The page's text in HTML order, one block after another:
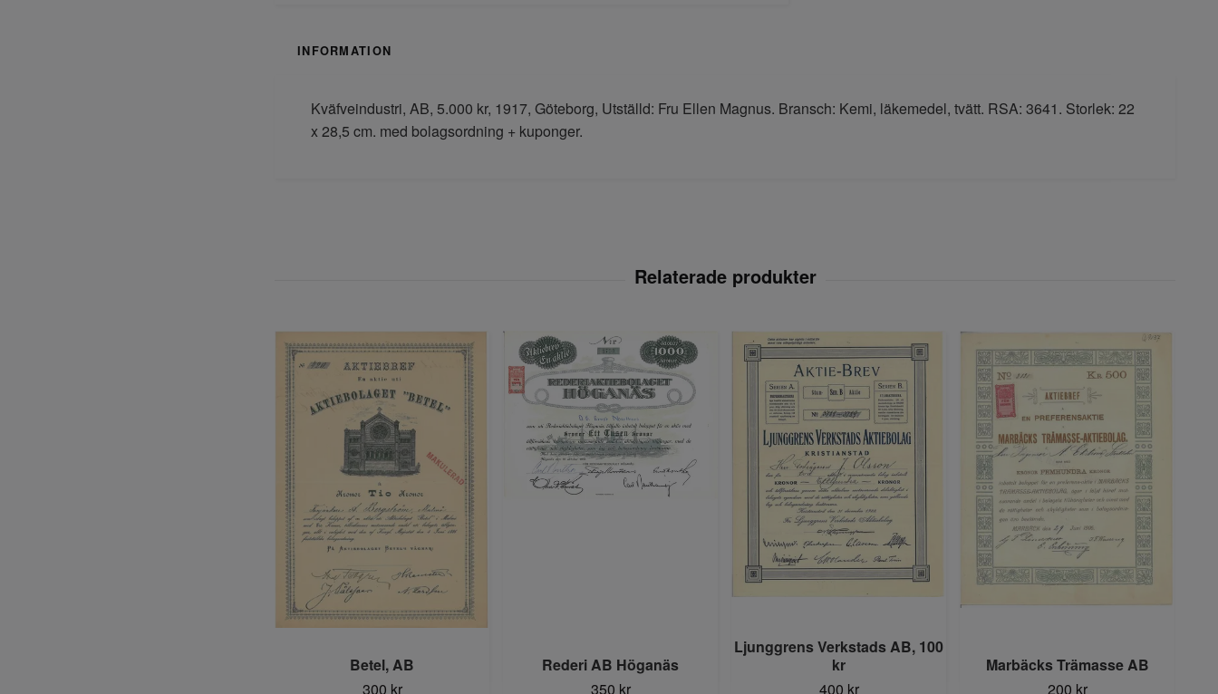
INFORMATION
Kväfveindustri, AB, 5.000 kr, 1917, Göteborg, Utställd: Fru Ellen Magnus. Bransch: Kemi, läkemedel, tvätt. RSA: 3641. Storlek: 22
x 28,5 cm. med bolagsordning + kuponger.
Betel, AB
300 kr
Rederi AB Höganäs
350 kr
Ljunggrens Verkstads AB, 100
kr
400 kr
Marbäcks Trämasse AB
200 kr